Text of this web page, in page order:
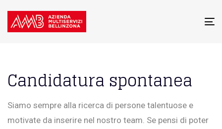
Candidatura spontanea
Siamo sempre alla ricerca di persone talentuose e
motivate da inserire nel nostro team. Se pensi di poter